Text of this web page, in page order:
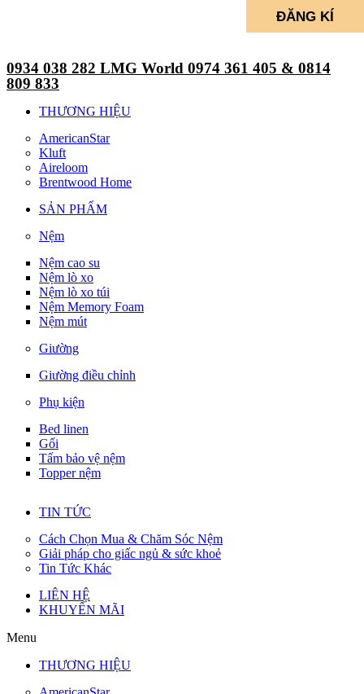
0934 038 282 LMG World 0974 361 405 & 0814
809 833
THƯƠNG HIỆU
AmericanStar
Kluft
Aireloom
Brentwood Home
SẢN PHẨM
Nệm
Nệm cao su
Nệm lò xo
Nệm lò xo túi
Nệm Memory Foam
Nệm mút
Giường
Giường điều chỉnh
Phụ kiện
Bed linen
Gối
Tấm bảo vệ nệm
Topper nệm
TIN TỨC
Cách Chọn Mua & Chăm Sóc Nệm
Giải pháp cho giấc ngủ & sức khoẻ
Tin Tức Khác
LIÊN HỆ
KHUYẾN MÃI
Menu
THƯƠNG HIỆU